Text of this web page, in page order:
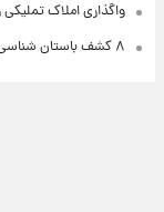
واگذاری املاک
۸ کشف باستان شناسی که علم هنوز توضیحی برای آنها ندارد+ تصاویر